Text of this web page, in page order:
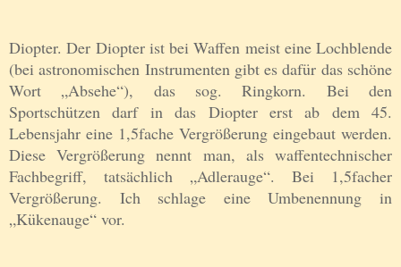
Diopter. Der Diopter ist bei Waffen meist eine Lochblende
(bei astronomischen Instrumenten gibt es dafür das schöne
Wort „Absehe“), das sog. Ringkorn. Bei den
Sportschützen darf in das Diopter erst ab dem 45.
Lebensjahr eine 1,5fache Vergrößerung eingebaut werden.
Diese Vergrößerung nennt man, als waffentechnischer
Fachbegriff, tatsächlich „Adlerauge“. Bei 1,5facher
Vergrößerung. Ich schlage eine Umbenennung in
„Kükenauge“ vor.